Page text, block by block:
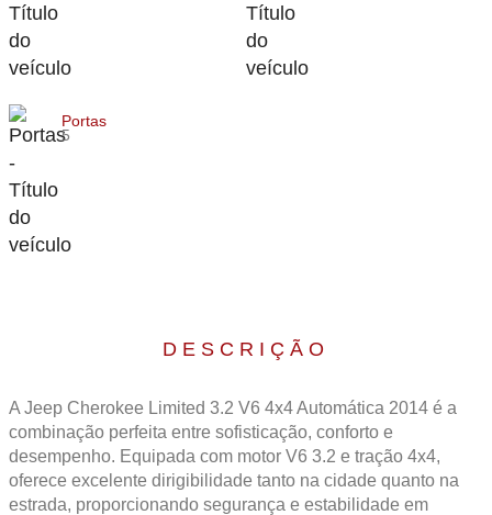
Portas
5
DESCRIÇÃO
A Jeep Cherokee Limited 3.2 V6 4x4 Automática 2014 é a
combinação perfeita entre sofisticação, conforto e
desempenho. Equipada com motor V6 3.2 e tração 4x4,
oferece excelente dirigibilidade tanto na cidade quanto na
estrada, proporcionando segurança e estabilidade em